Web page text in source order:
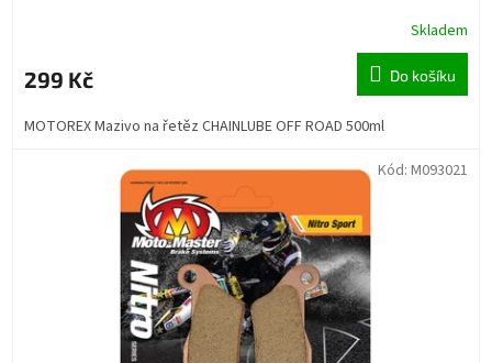
Skladem
299 Kč Do košíku
MOTOREX Mazivo na řetěz CHAINLUBE OFF ROAD 500ml
Kód: M093021